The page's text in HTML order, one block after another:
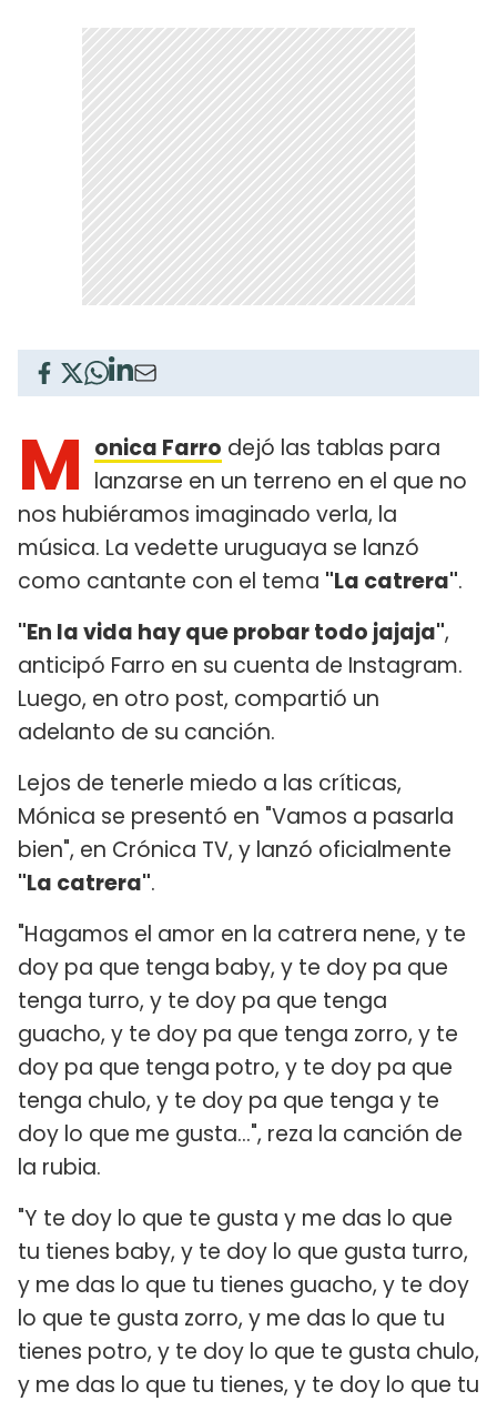
M onica Farro dejó las tablas para
lanzarse en un terreno en el que no
nos hubiéramos imaginado verla, la
música. La vedette uruguaya se lanzó
como cantante con el tema "La catrera".
"En la vida hay que probar todo jajaja",
anticipó Farro en su cuenta de Instagram.
Luego, en otro post, compartió un
adelanto de su canción.
Lejos de tenerle miedo a las críticas,
Mónica se presentó en "Vamos a pasarla
bien", en Crónica TV, y lanzó oficialmente
"La catrera".
"Hagamos el amor en la catrera nene, y te
doy pa que tenga baby, y te doy pa que
tenga turro, y te doy pa que tenga
guacho, y te doy pa que tenga zorro, y te
doy pa que tenga potro, y te doy pa que
tenga chulo, y te doy pa que tenga y te
doy lo que me gusta...", reza la canción de
la rubia.
"Y te doy lo que te gusta y me das lo que
tu tienes baby, y te doy lo que gusta turro,
y me das lo que tu tienes guacho, y te doy
lo que te gusta zorro, y me das lo que tu
tienes potro, y te doy lo que te gusta chulo,
y me das lo que tu tienes, y te doy lo que tu